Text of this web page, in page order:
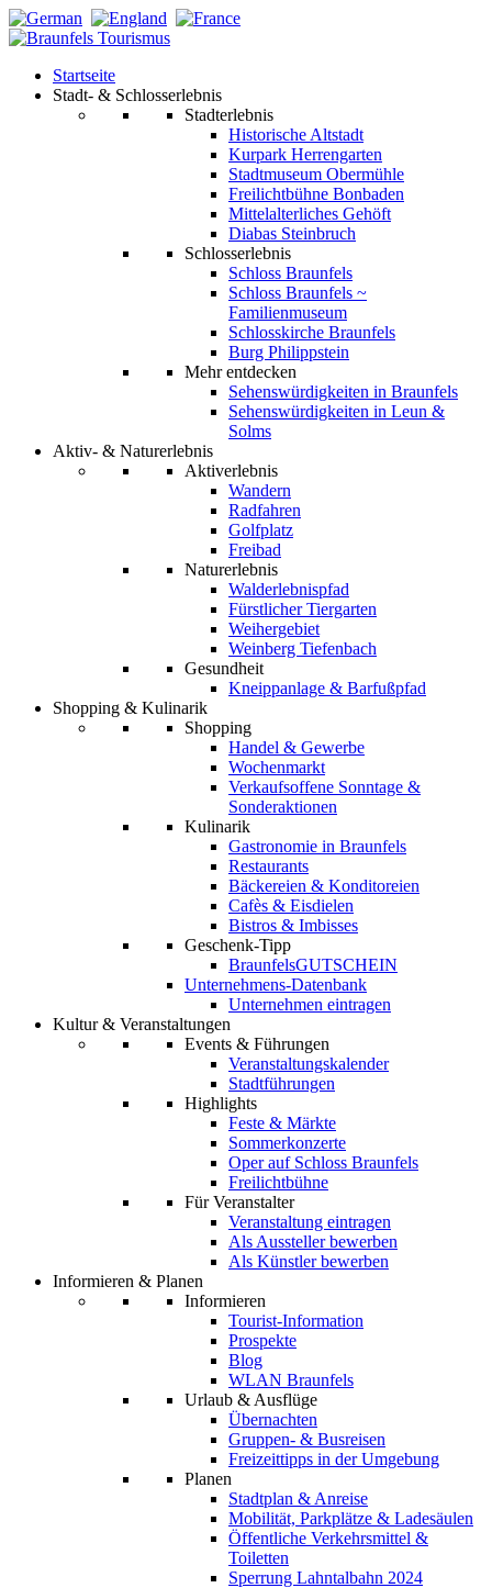
Startseite
Stadt- & Schlosserlebnis
Stadterlebnis
Historische Altstadt
Kurpark Herrengarten
Stadtmuseum Obermühle
Freilichtbühne Bonbaden
Mittelalterliches Gehöft
Diabas Steinbruch
Schlosserlebnis
Schloss Braunfels
Schloss Braunfels ~
Familienmuseum
Schlosskirche Braunfels
Burg Philippstein
Mehr entdecken
Sehenswürdigkeiten in Braunfels
Sehenswürdigkeiten in Leun &
Solms
Aktiv- & Naturerlebnis
Aktiverlebnis
Wandern
Radfahren
Golfplatz
Freibad
Naturerlebnis
Walderlebnispfad
Fürstlicher Tiergarten
Weihergebiet
Weinberg Tiefenbach
Gesundheit
Kneippanlage & Barfußpfad
Shopping & Kulinarik
Shopping
Handel & Gewerbe
Wochenmarkt
Verkaufsoffene Sonntage &
Sonderaktionen
Kulinarik
Gastronomie in Braunfels
Restaurants
Bäckereien & Konditoreien
Cafès & Eisdielen
Bistros & Imbisses
Geschenk-Tipp
BraunfelsGUTSCHEIN
Unternehmens-Datenbank
Unternehmen eintragen
Kultur & Veranstaltungen
Events & Führungen
Veranstaltungskalender
Stadtführungen
Highlights
Feste & Märkte
Sommerkonzerte
Oper auf Schloss Braunfels
Freilichtbühne
Für Veranstalter
Veranstaltung eintragen
Als Aussteller bewerben
Als Künstler bewerben
Informieren & Planen
Informieren
Tourist-Information
Prospekte
Blog
WLAN Braunfels
Urlaub & Ausflüge
Übernachten
Gruppen- & Busreisen
Freizeittipps in der Umgebung
Planen
Stadtplan & Anreise
Mobilität, Parkplätze & Ladesäulen
Öffentliche Verkehrsmittel &
Toiletten
Sperrung Lahntalbahn 2024